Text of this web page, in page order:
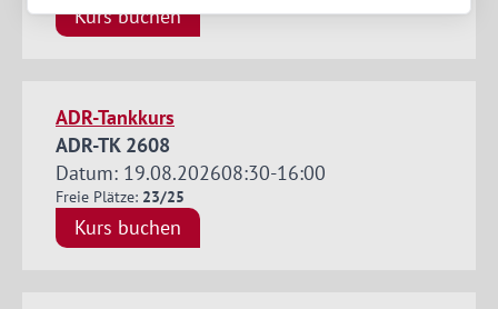
Kurs buchen
ADR-Tankkurs
ADR-TK 2608
Datum: 19.08.202608:30-16:00
Freie Plätze: 23/25
Kurs buchen